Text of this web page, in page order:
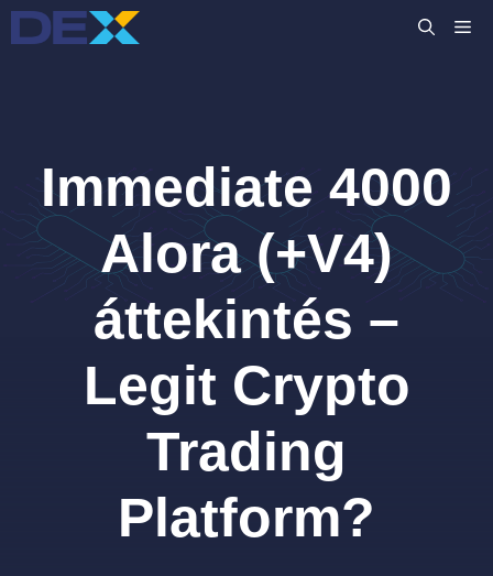
Kilépés
Immediate 4000
Alora (+V4)
áttekintés –
Legit Crypto
Trading
Platform?